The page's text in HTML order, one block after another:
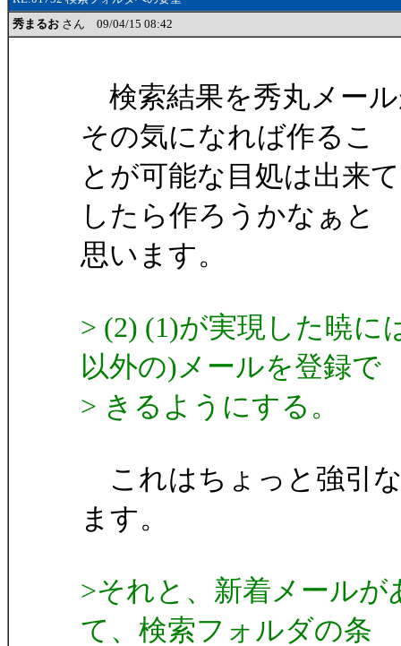
秀まるお さん 09/04/15 08:42
検索結果を秀丸メー
その気になれば作るこ
とが可能な目処は出来
したら作ろうかなぁと
思います。
> (2) (1)が実現した暁に
以外の)メールを登録で
> きるようにする。
これはちょっと強引
ます。
>それと、新着メール
て、検索フォルダの条